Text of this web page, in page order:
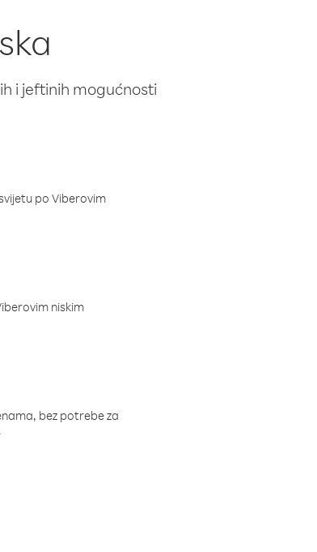
i jeftinih mogućnosti
po Viberovim
niskim
bez potrebe za